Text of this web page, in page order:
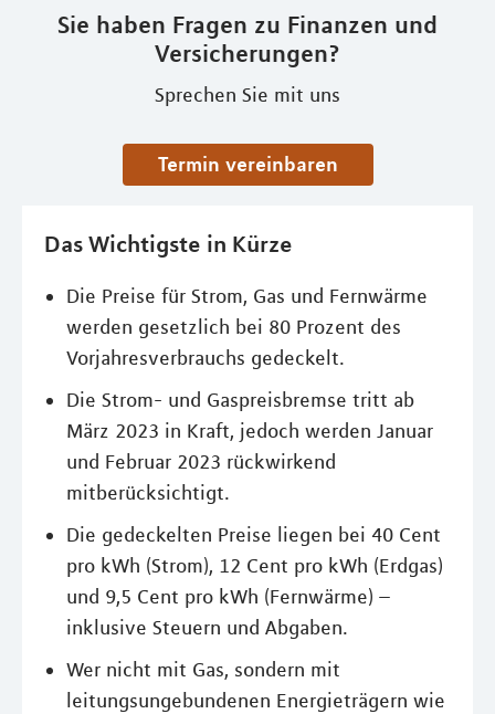
Sie haben Fragen zu Finanzen und
Versicherungen?
Sprechen Sie mit uns
Termin vereinbaren
Das Wichtigste in Kürze
Die Preise für Strom, Gas und Fernwärme
werden gesetzlich bei 80 Prozent des
Vorjahresverbrauchs gedeckelt.
Die Strom- und Gaspreisbremse tritt ab
März 2023 in Kraft, jedoch werden Januar
und Februar 2023 rückwirkend
mitberücksichtigt.
Die gedeckelten Preise liegen bei 40 Cent
pro kWh (Strom), 12 Cent pro kWh (Erdgas)
und 9,5 Cent pro kWh (Fernwärme) –
inklusive Steuern und Abgaben.
Wer nicht mit Gas, sondern mit
leitungsungebundenen Energieträgern wie